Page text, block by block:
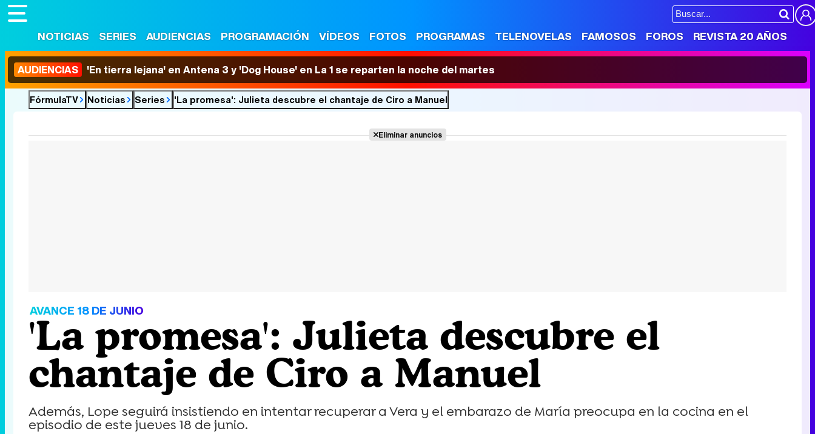
NOTICIAS SERIES AUDIENCIAS PROGRAMACIÓN VÍDEOS FOTOS PROGRAMAS TELENOVELAS FAMOSOS FOROS REVISTA 20 AÑOS
AUDIENCIAS 'En tierra lejana' en Antena 3 y 'Dog House' en La 1 se reparten la noche del martes
FórmulaTV Noticias Series 'La promesa': Julieta descubre el chantaje de Ciro a Manuel
Eliminar anuncios
AVANCE 18 DE JUNIO
'La promesa': Julieta descubre el
chantaje de Ciro a Manuel
Además, Lope seguirá insistiendo en intentar recuperar a Vera y el embarazo de María preocupa en la cocina en el
episodio de este jueves 18 de junio.